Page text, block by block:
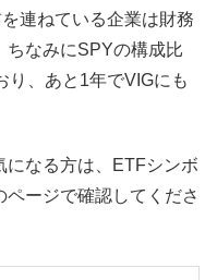
連ねている企業は財務
ちなみにSPYの構成比
り、あと1年でVIGにも
になる方は、ETFシンボ
ージで確認してくださ